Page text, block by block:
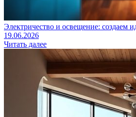
Электричество и освещение: создаем
19.06.2026
Читать далее